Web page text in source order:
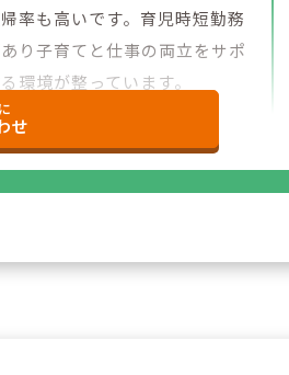
率も高いです。育児時短勤務
り子育てと仕事の両立をサポ
環境が整っています。
せ